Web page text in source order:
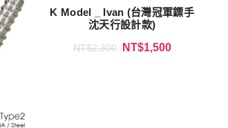
K Model _ Ivan (台灣冠軍鏢手
沈天行設計款)
NT$2,300 NT$1,500